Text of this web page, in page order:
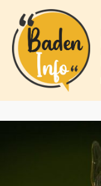
Inhalt
springen